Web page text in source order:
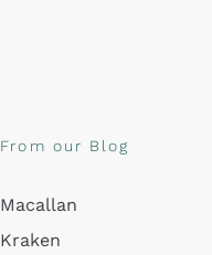
From our Blog
Macallan
Kraken